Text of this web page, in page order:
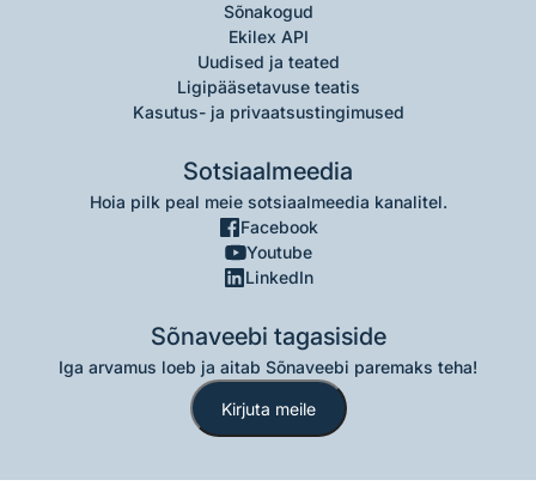
Sõnakogud
Ekilex API
Uudised ja teated
Ligipääsetavuse teatis
Kasutus- ja privaatsustingimused
Sotsiaalmeedia
Hoia pilk peal meie sotsiaalmeedia kanalitel.
Facebook
Youtube
LinkedIn
Sõnaveebi tagasiside
Iga arvamus loeb ja aitab Sõnaveebi paremaks teha!
Kirjuta meile